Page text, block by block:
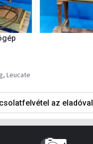
Leucate
az eladóval